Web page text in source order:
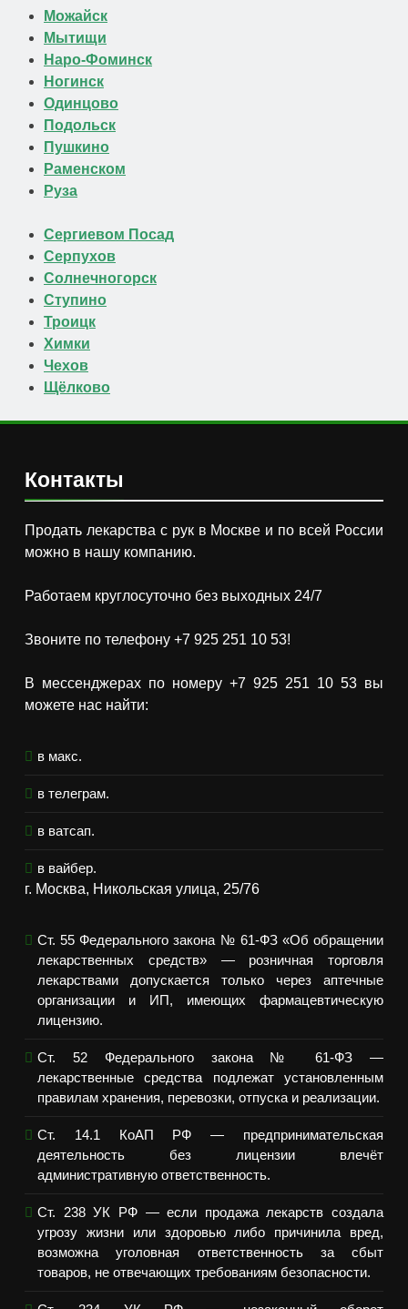
Можайск
Мытищи
Наро-Фоминск
Ногинск
Одинцово
Подольск
Пушкино
Раменском
Руза
Сергиевом Посад
Серпухов
Солнечногорск
Ступино
Троицк
Химки
Чехов
Щёлково
Контакты
Продать лекарства с рук в Москве и по всей России
можно в нашу компанию.
Работаем круглосуточно без выходных 24/7
Звоните по телефону +7 925 251 10 53!
В мессенджерах по номеру +7 925 251 10 53 вы
можете нас найти:
в макс.
в телеграм.
в ватсап.
в вайбер.
г. Москва, Никольская улица, 25/76
Ст. 55 Федерального закона № 61-ФЗ «Об обращении
лекарственных средств» — розничная торговля
лекарствами допускается только через аптечные
организации и ИП, имеющих фармацевтическую
лицензию.
Ст. 52 Федерального закона № 61-ФЗ —
лекарственные средства подлежат установленным
правилам хранения, перевозки, отпуска и реализации.
Ст. 14.1 КоАП РФ — предпринимательская
деятельность без лицензии влечёт
административную ответственность.
Ст. 238 УК РФ — если продажа лекарств создала
угрозу жизни или здоровью либо причинила вред,
возможна уголовная ответственность за сбыт
товаров, не отвечающих требованиям безопасности.